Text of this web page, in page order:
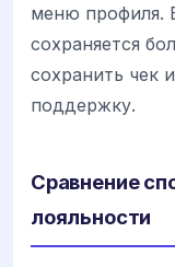
меню профиля.
сохраняется
сохранить чек
поддержку.
Сравнение
лояльности